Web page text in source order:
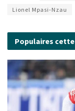
Lionel Mpasi-Nzau
Populaires